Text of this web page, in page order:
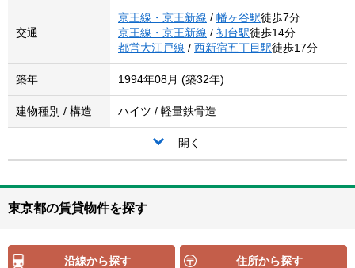
交通
京王線・京王新線 / 幡ヶ谷駅徒歩7分
京王線・京王新線 / 初台駅徒歩14分
都営大江戸線 / 西新宿五丁目駅徒歩17分
築年 1994年08月 (築32年)
建物種別 / 構造 ハイツ / 軽量鉄骨造
開く
東京都の賃貸物件を探す
沿線から探す 住所から探す